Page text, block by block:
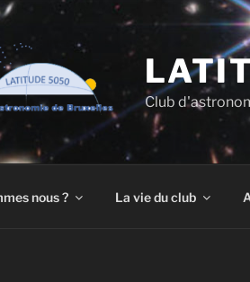
Club
nous ? La vie du club